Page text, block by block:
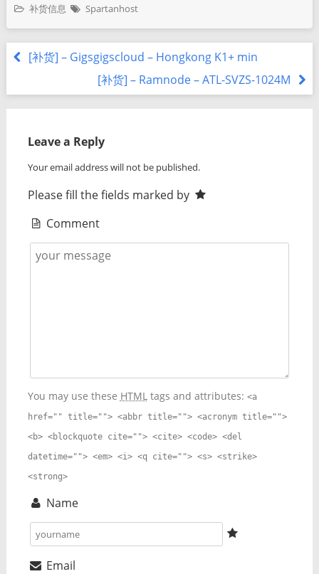
补货信息
Spartanhost
[补货] – Gigsgigscloud – Hongkong K1+ min
[补货] – Ramnode – ATL-SVZS-1024M
Leave a Reply
Your email address will not be published.
Please fill the fields marked by
Comment
You may use these HTMLtags and attributes: <a
href="" title=""> <abbr title=""> <acronym title="">
<b> <blockquote cite=""> <cite> <code> <del
datetime=""> <em> <i> <q cite=""> <s> <strike>
<strong>
Name
Email